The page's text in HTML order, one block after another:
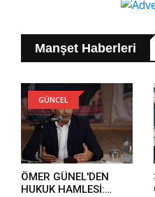
Manşet Haberleri
GÜNCEL
ÖMER GÜNEL'DEN
HUKUK HAMLESİ: